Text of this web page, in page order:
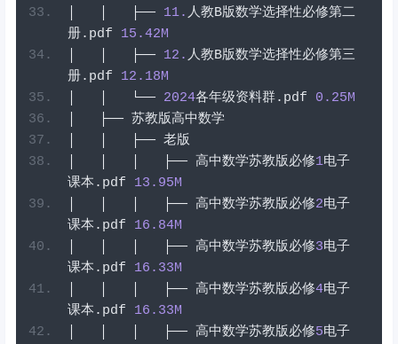
├── 11. 人教B版数学选择性必修第二
册. pdf 15.42M
├── 12 . 人教B版数学选择性必修第三
册. pdf 12.18M
└── 2024各年级资料群. pdf 0.25M
├── 苏教版高中数学
├── 老版
├── 高中数学苏教版必修1电子
课本 . pdf 13.95M
├── 高中数学苏教版必修2电子
课本 . pdf 16.84M
├── 高中数学苏教版必修3电子
课本 . pdf 16.33M
├── 高中数学苏教版必修4电子
课本 . pdf 16.33M
├── 高中数学苏教版必修5电子